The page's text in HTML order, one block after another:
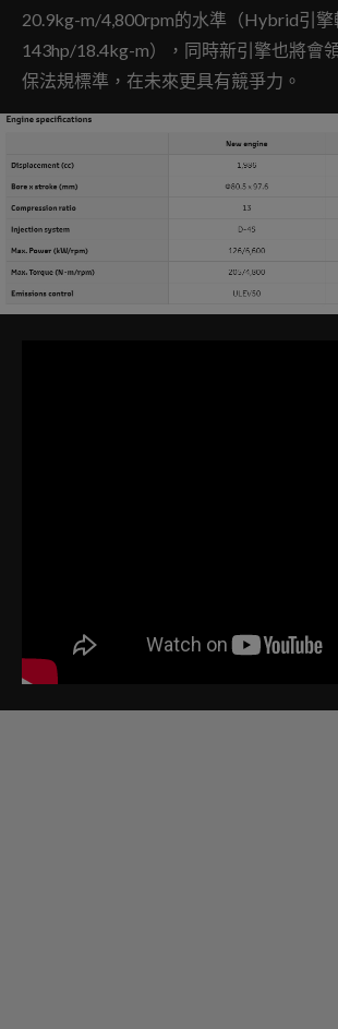
20.9kg-m/4,800rpm的水準（Hybrid引擎
143hp/18.4kg-m），同時新引擎也將會
保法規標準，在未來更具有競爭力。